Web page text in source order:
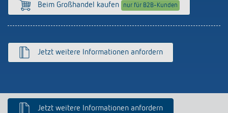
Beim Großhandel kaufen nur für B2B-Kunden
Jetzt weitere Informationen anfordern
Jetzt weitere Informationen anfordern